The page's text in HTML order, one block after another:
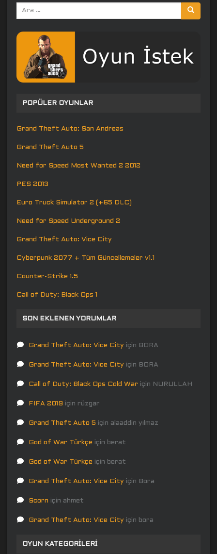
Arama
yap:
POPÜLER OYUNLAR
Grand Theft Auto: San Andreas
Grand Theft Auto 5
Need for Speed Most Wanted 2 2012
PES 2013
Euro Truck Simulator 2 (+65 DLC)
Need for Speed Underground 2
Grand Theft Auto: Vice City
Cyberpunk 2077 + Tüm Güncellemeler v1.1
Counter-Strike 1.5
Call of Duty: Black Ops 1
SON EKLENEN YORUMLAR
Grand Theft Auto: Vice City için BORA
Grand Theft Auto: Vice City için BORA
Call of Duty: Black Ops Cold War için NURULLAH
FIFA 2019 için rüzgar
Grand Theft Auto 5 için alaaddin yılmaz
God of War Türkçe için berat
God of War Türkçe için berat
Grand Theft Auto: Vice City için Bora
Scorn için ahmet
Grand Theft Auto: Vice City için bora
OYUN KATEGORILERI